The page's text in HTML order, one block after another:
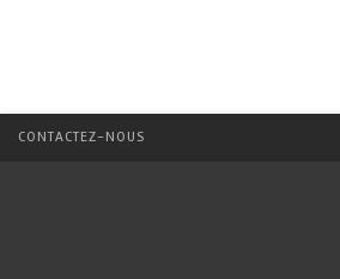
CONTACTEZ-NOUS